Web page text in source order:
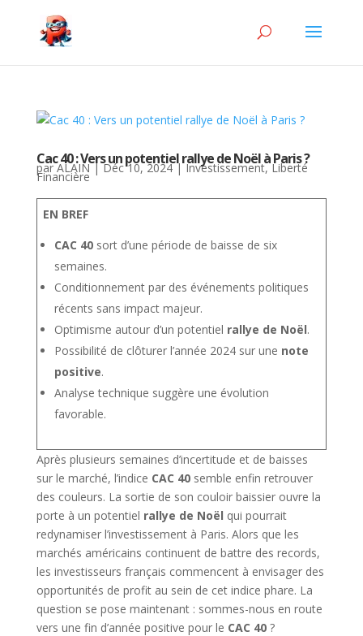
Cac 40 : Vers un potentiel rallye de Noël à Paris ?
parALAIN|Déc 10, 2024|Investissement,Liberté
Financière
EN BREF
CAC 40sort d’une période de baisse de six
semaines.
Conditionnement par des événements politiques
récents sans impact majeur.
Optimisme autour d’un potentiel rallye de Noël.
Possibilité de clôturer l’année 2024 sur une note
positive.
Analyse technique suggère une évolution
favorable.
Après plusieurs semaines d’incertitude et de baisses
sur le marché, l’indice CAC 40semble enfin retrouver
des couleurs. La sortie de son couloir baissier ouvre la
porte à un potentiel rallye de Noël qui pourrait
redynamiser l’investissement à Paris. Alors que les
marchés américains continuent de battre des records,
les investisseurs français commencent à envisager des
opportunités de profit au sein de cet indice phare. La
question se pose maintenant : sommes-nous en route
vers une fin d’année positive pour le CAC 40?